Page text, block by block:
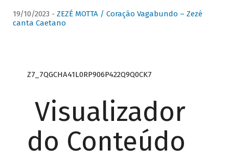
19/10/2023 - ZEZÉ MOTTA / Coração Vagabundo – Zezé
canta Caetano
Z7_7QGCHA41L0RP906P422Q9Q0CK7
Visualizador
do Conteúdo